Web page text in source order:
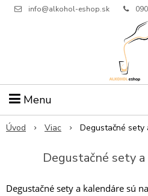
info@alkohol-eshop.sk
Menu
Úvod Viac Degustačné sety
Degustačné sety
Degustačné sety a kalendáre sú